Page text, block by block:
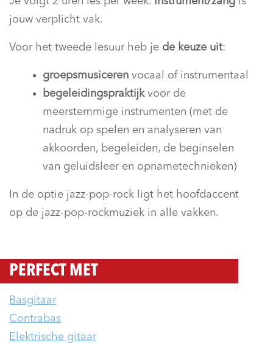
jouw verplicht vak.
Voor het tweede lesuur heb je de keuze uit:
groepsmusiceren vocaal of instrumentaal
begeleidingspraktijkvoor de
meerstemmige instrumenten (met de
nadruk op spelen en analyseren van
akkoorden, begeleiden, de beginselen
van geluidsleer en opnametechnieken)
In de optie jazz-pop-rock ligt het hoofdaccent
op de jazz-pop-rockmuziek in alle vakken.
PERFECT MET
Basgitaar
Contrabas
Elektrische gitaar